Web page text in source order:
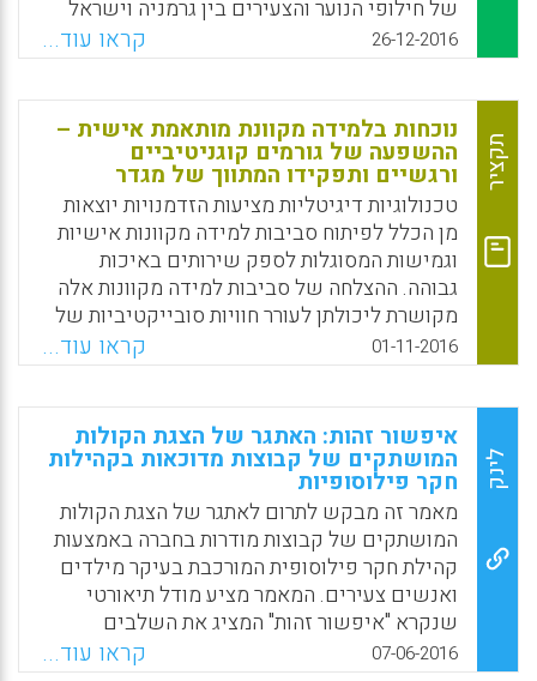
Kvarnstrom , 2017).
של חילופי הנוער והצעירים בין גרמניה וישראל
(ארגון שנוסד בשנת 2000). ההרצאה ניתנה
במסגרת הכנס שנושאו היה Living Diversity
והתקיים בעיר ויטנברג שבגרמניה (העיר בה
ממוקם המטה של הארגון שהוקם ביוזמת נשיא
גרמניה). מדי שנה נוטל הארגון נושא לפעולה
והשנה הנושא של Diversity נבחר להיות הנושא
המרכזי. בכנס השתתפו ראשי ארגונים גרמנים
וישראלים העוסקים בחילופי נוער וצעירים אשר
שמו לעצמם למטרה את הפעולה המשותפת של
הדור הצעיר בשתי המדינות. ד"ר קיזל שימש ראש
הוועדה הישראלית-גרמנית לחקר ספרי לימוד בין
השנים 2010 ל-2015 והרצאתו אתגרה את
השומעים לדיון ער בשיח הקורבני אשר לדבריו
ופרופסיונאליות – בישראל (אוניברסיטת חיפה).
WhatsApp
Facebook
Email
X
26-12-2016 קראו עוד...
תקציר
נוכחות בלמידה מקוונת מותאמת אישית –
ההשפעה של גורמים קוגניטיביים
ורגשיים ותפקידו המתווך של מגדר
טכנולוגיות דיגיטליות מציעות הזדמנויות יוצאות
מן הכלל לפיתוח סביבות למידה מקוונות אישיות
וגמישות המסוגלות לספק שירותים באיכות
גבוהה. ההצלחה של סביבות למידה מקוונות אלה
מקושרת ליכולתן לעורר חוויות סובייקטיביות של
נוכחות, שדרכן לומדים מקוונים מרגישים שהם
"ממוקמים" באופן אינדיבידואלי בתוך סביבה
חינוכית בעלת אופי אנושי, אמיתית. המחברים בנו
מודל משולב שממקם תהליכים קוגניטיביים
(השליטה הנתפסת של לומד מקוון, תשומת לב
ממוקדת, דמיון מנטלי) ורגש בליבה של תצורת
הנוכחות, ומתייחס לתפקיד המתווך של מגדר
(Rodriguez-Ardura, Inma; Meseguer-Artola,
Antoni, 2016).
WhatsApp
Facebook
Email
X
01-11-2016 קראו עוד...
לינק
איפשור זהות: האתגר של הצגת הקולות
המושתקים של קבוצות מדוכאות בקהילות
חקר פילוסופיות
מאמר זה מבקש לתרום לאתגר של הצגת הקולות
המושתקים של קבוצות מודרות בחברה באמצעות
קהילת חקר פילוסופית המורכבת בעיקר מילדים
ואנשים צעירים. המאמר מציע מודל תיאורטי
שנקרא "איפשור זהות" המציג את השלבים
שבהם, תחת התפקיד המנחה שמגלמת קהילת
07-06-2016 קראו עוד...